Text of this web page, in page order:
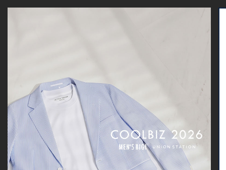
※サイズは弊社規定の採寸によって記載しておりますが、若干の